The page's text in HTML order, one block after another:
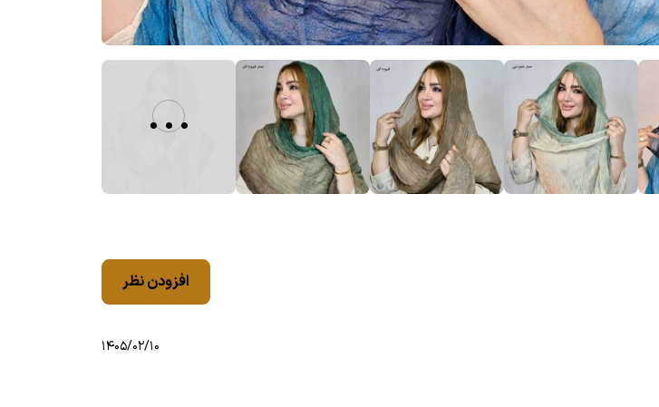
...
افزودن نظر
۱۴۰۵/۰۲/۱۰